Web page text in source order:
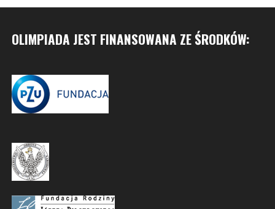
OLIMPIADA JEST FINANSOWANA ZE ŚRODKÓW: